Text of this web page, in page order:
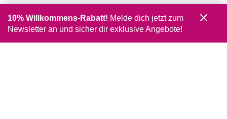
10% Willkommens-Rabatt! Melde dich jetzt zum
Newsletter an und sicher dir exklusive Angebote!